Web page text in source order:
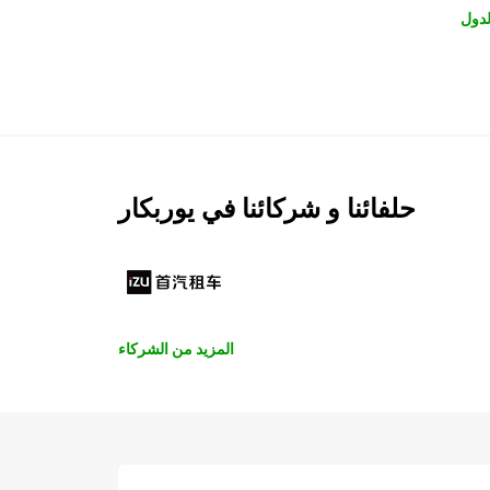
حلفائنا و شركائنا في يوربكار
المزيد من الشركاء